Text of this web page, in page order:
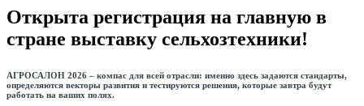
Открыта регистрация на главную в
стране выставку сельхозтехники!
АГРОСАЛОН 2026 – компас для всей отрасли: именно здесь задаются стандарты,
определяются векторы развития и тестируются решения, которые завтра будут
работать на ваших полях.